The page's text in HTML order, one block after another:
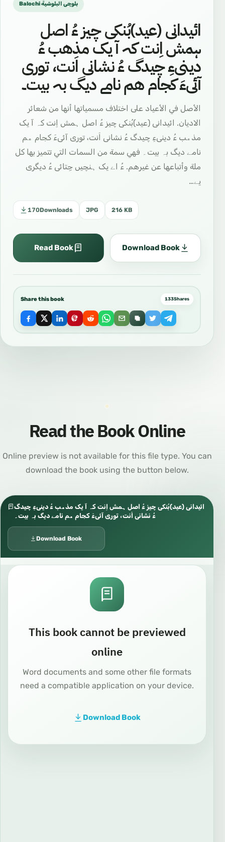
Balochi بلوچی البلوشية
ائیدانی (عيد)بُنکی چیز ءُ اصل
ہمش اِنت کہ آ یک مذھب ءُ
دینیءِ چیدگ ءُ نشانی اَنت، توری
آئیءَ کجام ھم نامے دیگ بہ بیت۔
الأصل في الأعياد على اختلاف مسمياتها أنها من شعائر
الاديان. ائیدانی (عيد)بُنکی چیز ءُ اصل ہمش اِنت کہ آ یک
مذھب ءُ دینیءِ چیدگ ءُ نشانی اَنت، توری آئیءَ کجام ھم
نامے دیگ بہ بیت۔ فهي سمة من السمات التي تتميز بها كل
ملة وأتباعها عن غيرهم. ءُ اے یک ہنچیں جِتائی ءُ دیگری
یے…
170Downloads JPG 216 KB
Read Book Download Book
Share this book 133Shares
Read the Book Online
Online preview is not available for this file type. You can
download the book using the button below.
ائیدانی (عيد)بُنکی چیز ءُ اصل ہمش اِنت کہ آ یک مذھب ءُ دینیءِ چیدگ
ءُ نشانی اَنت، توری آئیءَ کجام ھم نامے دیگ بہ بیت۔
Download Book
This book cannot be previewed
online
Word documents and some other file formats
need a compatible application on your device.
Download Book